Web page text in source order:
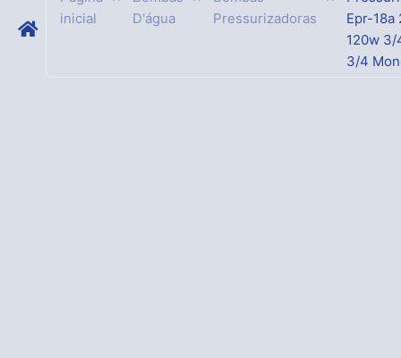
inicial
D'água
Pressurizadoras
Epr-18a
120w 3/
3/4